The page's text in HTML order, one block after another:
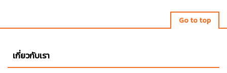
Go to top
เกี่ยวกับเรา